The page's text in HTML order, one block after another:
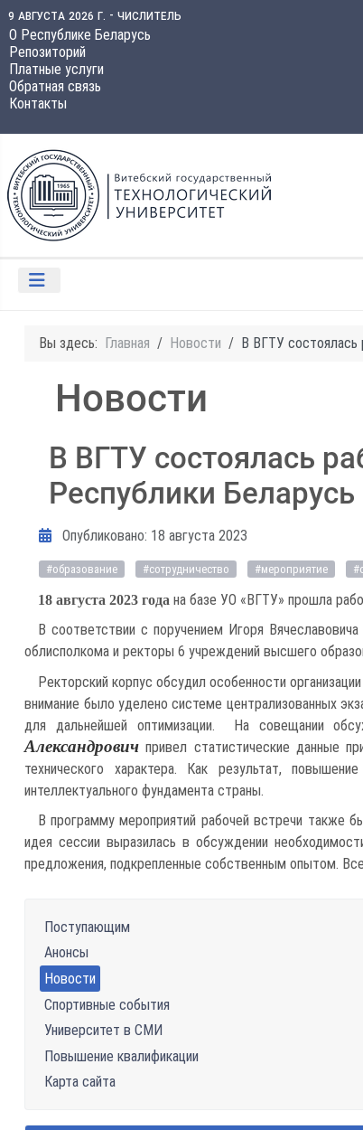
9 августа 2026 г. - числитель
О Республике Беларусь
Репозиторий
Платные услуги
Обратная связь
Контакты
Вы здесь: Главная Новости В ВГТУ состоялась
Новости
В ВГТУ состоялась
Республики
Информация о материале
Опубликовано: 18 августа 2023
#образование #сотрудничество #мероприятие
18 августа 2023 года на базе УО «ВГТУ» прошла
В соответствии с поручением Игоря
облисполкома и ректоры 6 учреждений высшего
Ректорский корпус обсудил особенности
внимание было уделено системе централизованных
для дальнейшей оптимизации. На совещании
Александрович привел статистические данные
технического характера. Как результат,
интеллектуального фундамента страны.
В программу мероприятий рабочей встречи также
идея сессии выразилась в обсуждении
предложения, подкрепленные собственным опытом. Все
Поступающим
Анонсы
Новости
Спортивные события
Университет в СМИ
Повышение квалификации
Карта сайта